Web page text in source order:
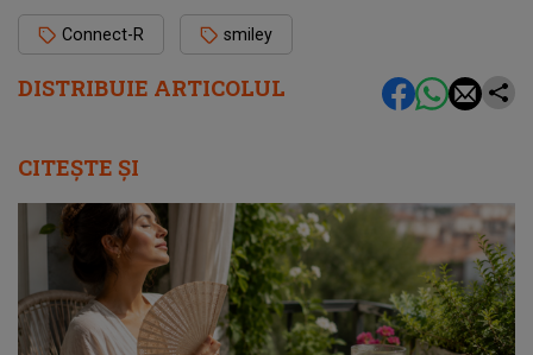
DISTRIBUIE ARTICOLUL
Connect-R smiley
CITEȘTE ȘI